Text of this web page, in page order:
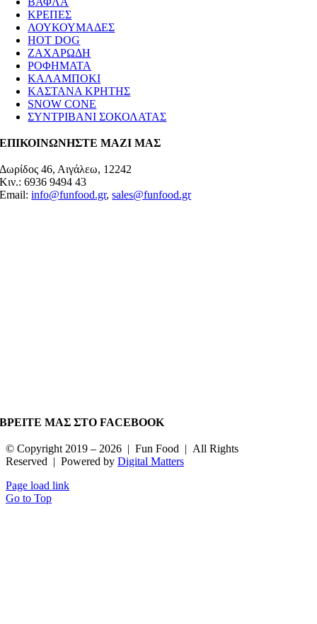
ΚΡΕΠΕΣ
ΛΟΥΚΟΥΜΑΔΕΣ
HOT DOG
ΖΑΧΑΡΩΔΗ
ΡΟΦΗΜΑΤΑ
ΚΑΛΑΜΠΟΚΙ
ΚΑΣΤΑΝΑ ΚΡΗΤΗΣ
SNOW CONE
ΣΥΝΤΡΙΒΑΝΙ ΣΟΚΟΛΑΤΑΣ
ΕΠΙΚΟΙΝΩΝΗΣΤΕ ΜΑΖΙ ΜΑΣ
Δωρίδος 46, Αιγάλεω, 12242
Κιν.: 6936 9494 43
Email:info@funfood.gr,sales@funfood.gr
ΒΡΕΙΤΕ ΜΑΣ ΣΤΟ FACEBOOK
© Copyright 2019 – 2026 | Fun Food | All Rights
Reserved | Powered by Digital Matters
Page load link
Go to Top